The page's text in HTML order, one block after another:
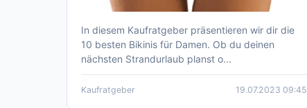
Der komplette Kaufratgeber: Die
besten 10 Bikinis für Damen
In diesem Kaufratgeber präsentieren wir dir die
10 besten Bikinis für Damen. Ob du deinen
nächsten Strandurlaub planst o...
Kaufratgeber 19.07.2023 09:45